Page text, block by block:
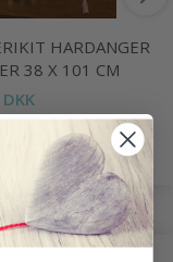
HARDANGER
38 X 101 CM